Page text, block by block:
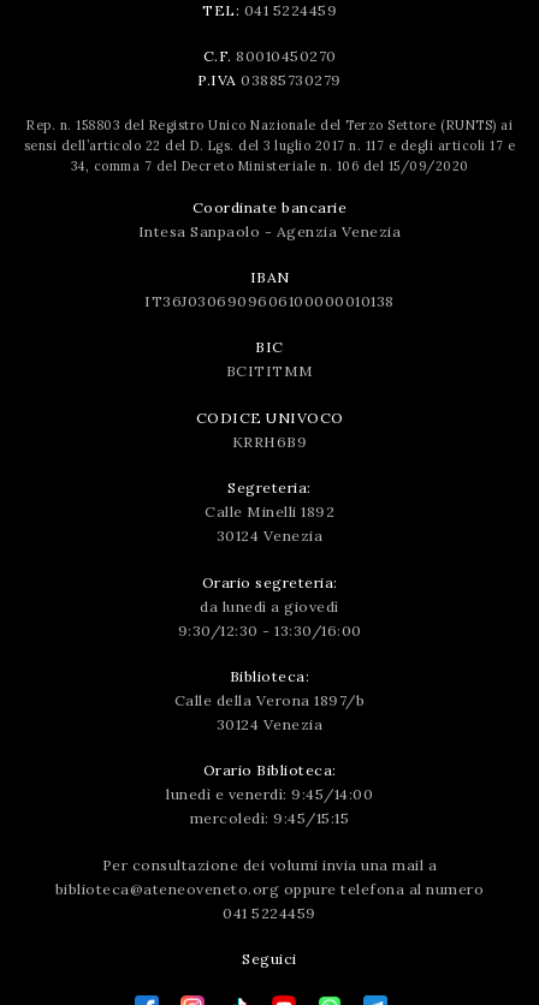
TEL: 041 5224459
C.F. 80010450270
P.IVA 03885730279
Rep. n. 158803 del Registro Unico Nazionale del Terzo Settore (RUNTS) ai
sensi dell’articolo 22 del D. Lgs. del 3 luglio 2017 n. 117 e degli articoli 17 e
34, comma 7 del Decreto Ministeriale n. 106 del 15/09/2020
Coordinate bancarie
Intesa Sanpaolo - Agenzia Venezia
IBAN
IT36J0306909606100000010138
BIC
BCITITMM
CODICE UNIVOCO
KRRH6B9
Segreteria:
Calle Minelli 1892
30124 Venezia
Orario segreteria:
da lunedì a giovedì
9:30/12:30 - 13:30/16:00
Biblioteca:
Calle della Verona 1897/b
30124 Venezia
Orario Biblioteca:
lunedì e venerdì: 9:45/14:00
mercoledì: 9:45/15:15
Per consultazione dei volumi invia una mail a
biblioteca@ateneoveneto.org oppure telefona al numero
041 5224459
Seguici